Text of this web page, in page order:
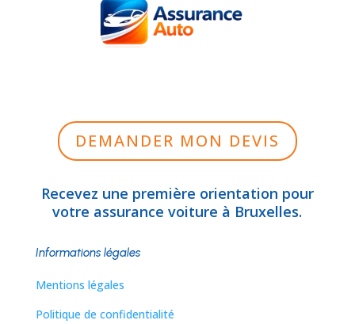
DEMANDER MON DEVIS
Recevez une première orientation pour
votre assurance voiture à Bruxelles.
Informations légales
Mentions légales
Politique de confidentialité